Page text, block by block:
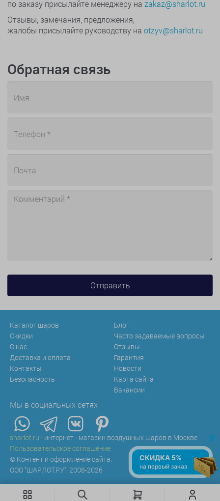
по заказу присылайте менеджеру на zakaz@sharlot.ru
Отзывы, замечания, предложения,
жалобы присылайте руководству на otzyv@sharlot.ru
Обратная связь
Каталог шаров
Скидки
О нас
Доставка и оплата
Контакты
Безопасность
Блог
Часто задаваемые вопросы
Отзывы
Гарантия
Новости
Карта сайта
Вакансии
Мы в социальных сетях
sharlot.ru - интернет - магазин воздушных шаров в Москве
Пользовательское соглашение
© Контент и оформление сайта.
ООО "ШАРЛОТ.РУ", 2008-2026
x
СКИДКА 5%
на первый заказ